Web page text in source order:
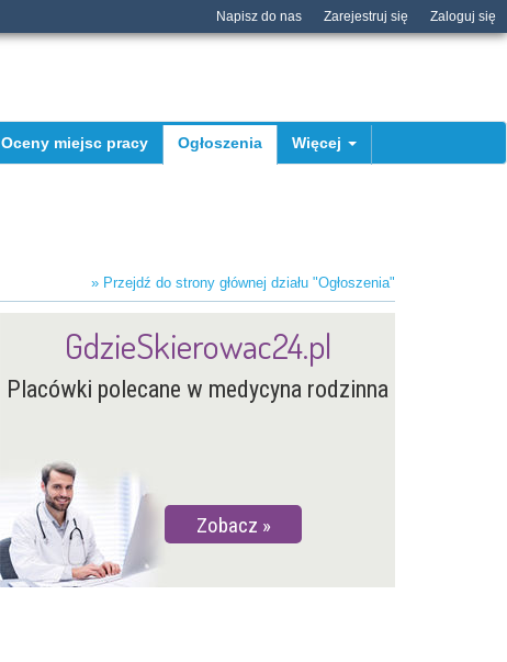
Napisz do nas Zarejestruj się Zaloguj się
Oceny miejsc pracy Ogłoszenia Więcej
» Przejdź do strony głównej działu "Ogłoszenia"
Placówki polecane w medycyna rodzinna
Zobacz
GdzieSkierowac24.pl